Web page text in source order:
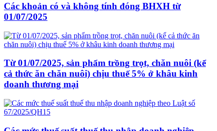
Các khoản có và không tính đóng BHXH từ
01/07/2025
Từ 01/07/2025, sản phẩm trồng trọt, chăn nuôi (kể
cả thức ăn chăn nuôi) chịu thuế 5% ở khâu kinh
doanh thương mại